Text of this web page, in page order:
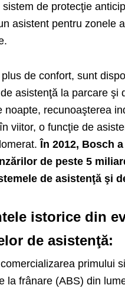
de protecţie
asistent pentru zonele
de confort, sunt
asistenţă la parcare şi
noapte, recunoaşterea
viitor, o funcţie de
În 2012, Bosch
de peste 5
de asistenţă şi
istorice din
de asistenţă:
comercializarea primului
la frânare (ABS) din